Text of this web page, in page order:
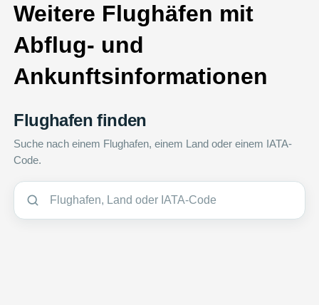
Weitere Flughäfen mit
Abflug- und
Ankunftsinformationen
Flughafen finden
Suche nach einem Flughafen, einem Land oder einem IATA-
Code.